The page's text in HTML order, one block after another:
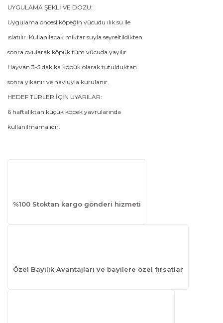
UYGULAMA ŞEKLİ VE DOZU:
Uygulama öncesi köpeğin vücudu ılık su ile
ıslatılır. Kullanılacak miktar suyla seyreltildikten
sonra ovularak köpük tüm vücuda yayılır.
Hayvan 3-5 dakika köpük olarak tutulduktan
sonra yıkanır ve havluyla kurulanır.
HEDEF TÜRLER İÇİN UYARILAR:
6 haftalıktan küçük köpek yavrularında
kullanılmamalıdır.
%100 Stoktan kargo gönderi hizmeti
Özel Bayilik Avantajları ve bayilere özel fırsatlar